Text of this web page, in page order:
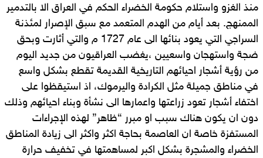
منذ الغزو واستلام حكومة الخضراء الحكم في العراق الا بالتدمير
الممنهج. بعد أيام من الهدم المتعمد مع سبق الإصرار لمئذنة
السراجي التي يعود بنائها الى عام 1727 م والتي أثارت وبحق
ضجة واستهجان واسعيين ،يغضب العراقيون من جديد اليوم
من رؤية أشجار احيائهم التاريخية القديمة تقطع بشكل واسع
في مناطق جميلة مثل الكرادة واليرموك، اذ استيقظوا على
اختفاء أشجار تعود زراعتها واعمارها الى نشأة وبناء احيائهم وذلك
دون ان يكون هناك سبب او مبرر “ظاهر” لهذه الإجراءات
المستفزة خاصة ان العاصمة بحاجة اكثر واكثر الى زيادة المناطق
الخضراء والمشجرة بشكل اكبر لمساهمتها في تخفيف حرارة